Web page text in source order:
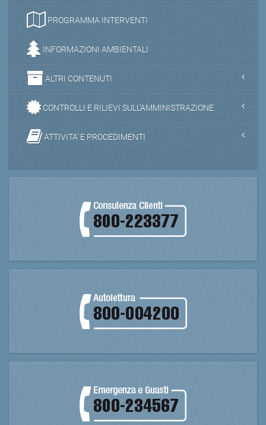
PROGRAMMA INTERVENTI
INFORMAZIONI AMBIENTALI
ALTRI CONTENUTI
CONTROLLI E RILIEVI SULL'AMMINISTRAZIONE
ATTIVITA' E PROCEDIMENTI